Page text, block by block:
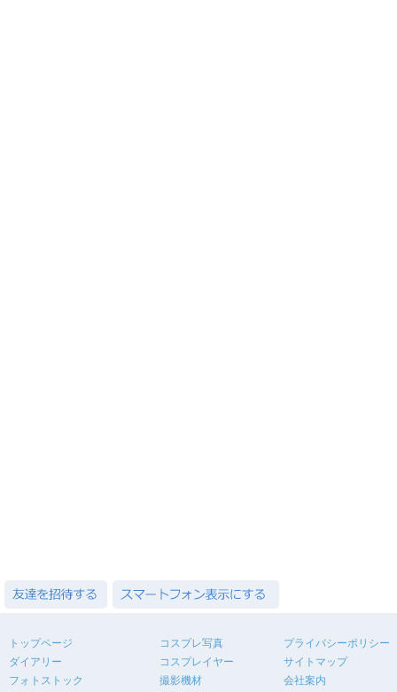
トップページ
ダイアリー
フォトストック
コスプレ写真
コスプレイヤー
撮影機材
プライバシーポリシー
サイトマップ
会社案内